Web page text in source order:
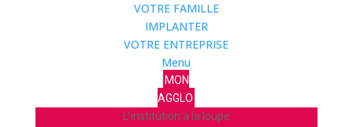
VOTRE FAMILLE
IMPLANTER
VOTRE ENTREPRISE
Menu
MON
AGGLO
L’institution à la loupe